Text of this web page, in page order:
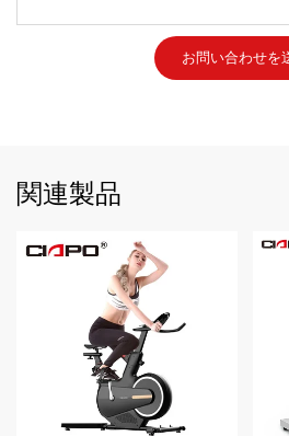
お問い合わせを
関連製品